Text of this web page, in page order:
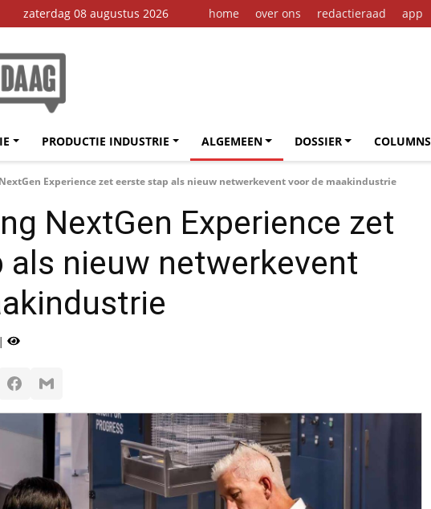
zaterdag 08 augustus 2026 home over ons redactieraad app
PRODUCTIE INDUSTRIE ALGEMEEN DOSSIER COLUMNS
Experience zet eerste stap als nieuw netwerkevent voor de maakindustrie
NextGen Experience zet
als nieuw netwerkevent